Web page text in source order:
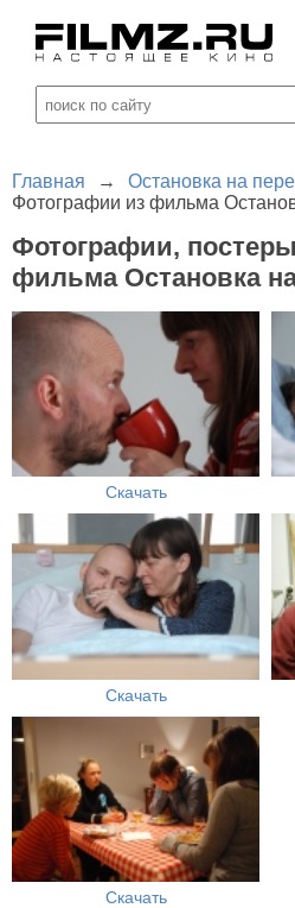
Главная → Остановка на
Фотографии из фильма
Фотографии,
фильма Остановка
Скачать
Скачать
Скачать